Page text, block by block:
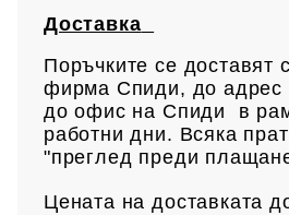
Доставка
Поръчките се доставят
фирма Спиди, до адрес
до офис на Спиди в
работни дни. Всяка
"преглед преди
Цената на доставката